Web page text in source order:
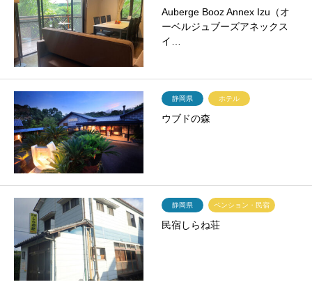
Auberge Booz Annex Izu（オ
ーベルジュブーズアネックス
イ…
静岡県 ホテル
ウブドの森
静岡県 ペンション・民宿
民宿しらね荘